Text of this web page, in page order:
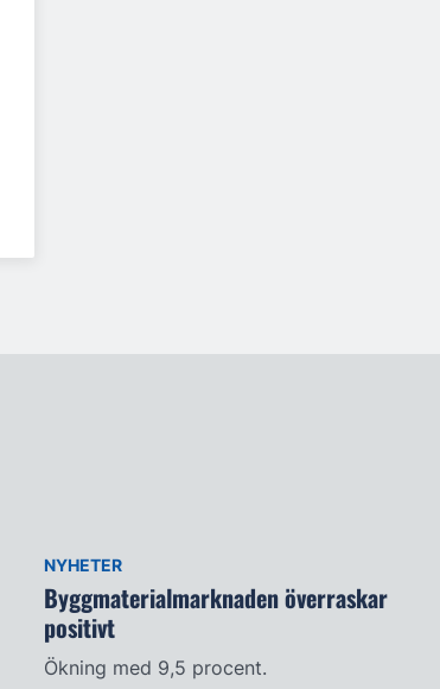
NYHETER
Byggmaterialmarknaden överraskar
positivt
Ökning med 9,5 procent.